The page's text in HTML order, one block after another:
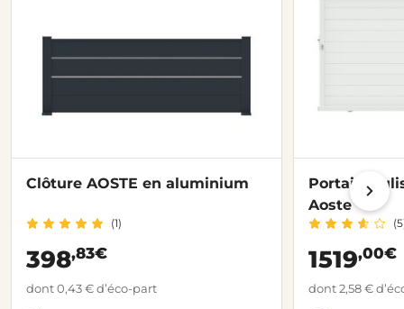
Clôture AOSTE en aluminium
(1)
398,83€
dont 0,43 € d’éco-part
Portail
Aoste
1519,00€
dont 2,58 €